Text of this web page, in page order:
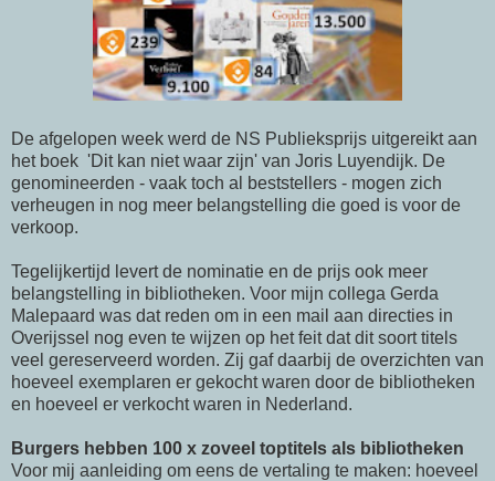
De afgelopen week werd de NS Publieksprijs uitgereikt aan
het boek 'Dit kan niet waar zijn' van Joris Luyendijk. De
genomineerden - vaak toch al beststellers - mogen zich
verheugen in nog meer belangstelling die goed is voor de
verkoop.
Tegelijkertijd levert de nominatie en de prijs ook meer
belangstelling in bibliotheken. Voor mijn collega Gerda
Malepaard was dat reden om in een mail aan directies in
Overijssel nog even te wijzen op het feit dat dit soort titels
veel gereserveerd worden. Zij gaf daarbij de overzichten van
hoeveel exemplaren er gekocht waren door de bibliotheken
en hoeveel er verkocht waren in Nederland.
Burgers hebben 100 x zoveel toptitels als bibliotheken
Voor mij aanleiding om eens de vertaling te maken: hoeveel